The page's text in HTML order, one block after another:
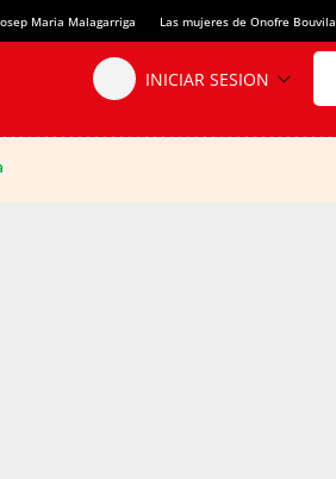
Maria Malagarriga Las mujeres de Onofre Bouvila